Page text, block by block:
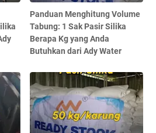
Panduan Menghitung Volume
Tabung: 1 Sak Pasir Silika
Berapa Kg yang Anda
Butuhkan dari Ady Water